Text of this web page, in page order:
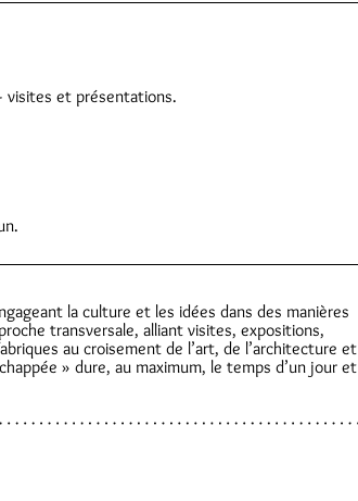
visites et présentations.
la culture et les idées dans des manières
transversale, alliant visites, expositions,
au croisement de l’art, de l’architecture et
» dure, au maximum, le temps d’un jour et